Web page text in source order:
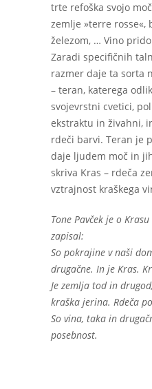
trte refoška svojo
zemlje »terre rosse«,
železom, … Vino
Zaradi specifičnih
razmer daje ta sorta
– teran, katerega
svojevrstni cvetici,
ekstraktu in živahni,
rdeči barvi. Teran je
daje ljudem moč in
skriva Kras – rdeča
vztrajnost kraškega
Tone Pavček je o
zapisal:
So pokrajine v naši
drugačne. In je Kras.
Je zemlja tod in
kraška jerina. Rdeča
So vina, taka in
posebnost.